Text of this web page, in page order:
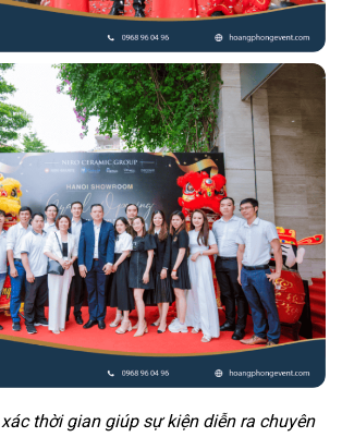
thời gian giúp sự kiện diễn ra chuyên